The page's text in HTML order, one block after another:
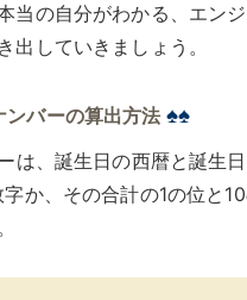
当の自分がわかる、エン
出していきましょう。
ンバーの算出方法 ♠♠
は、誕生日の西暦と誕生
か、その合計の1の位と